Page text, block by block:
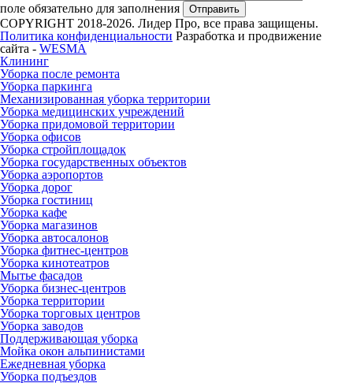
поле обязательно для заполнения
Отправить
COPYRIGHT 2018-2026. Лидер Про, все права защищены.
Политика конфиденциальности Разработка и продвижение
сайта - WESMA
Клининг
Уборка после ремонта
Уборка паркинга
Механизированная уборка территории
Уборка медицинских учреждений
Уборка придомовой территории
Уборка офисов
Уборка стройплощадок
Уборка государственных объектов
Уборка аэропортов
Уборка дорог
Уборка гостиниц
Уборка кафе
Уборка магазинов
Уборка автосалонов
Уборка фитнес-центров
Уборка кинотеатров
Мытье фасадов
Уборка бизнес-центров
Уборка территории
Уборка торговых центров
Уборка заводов
Поддерживающая уборка
Мойка окон альпинистами
Ежедневная уборка
Уборка подъездов